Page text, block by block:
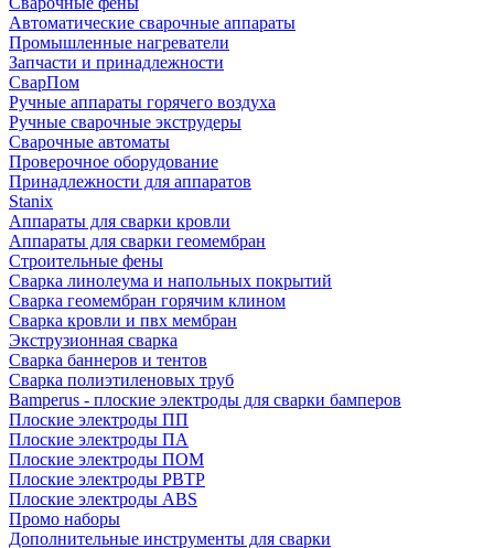
Автоматические сварочные аппараты
Промышленные нагреватели
Запчасти и принадлежности
СварПом
Ручные аппараты горячего воздуха
Ручные сварочные экструдеры
Сварочные автоматы
Проверочное оборудование
Принадлежности для аппаратов
Stanix
Аппараты для сварки кровли
Аппараты для сварки геомембран
Строительные фены
Сварка линолеума и напольных покрытий
Сварка геомембран горячим клином
Сварка кровли и пвх мембран
Экструзионная сварка
Сварка баннеров и тентов
Сварка полиэтиленовых труб
Bamperus - плоские электроды для сварки бамперов
Плоские электроды ПП
Плоские электроды ПА
Плоские электроды ПОМ
Плоские электроды РВТР
Плоские электроды ABS
Промо наборы
Дополнительные инструменты для сварки